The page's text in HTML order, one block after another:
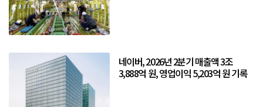
네이버, 2026년 2분기 매출액 3조
3,888억 원, 영업이익 5,203억 원 기록